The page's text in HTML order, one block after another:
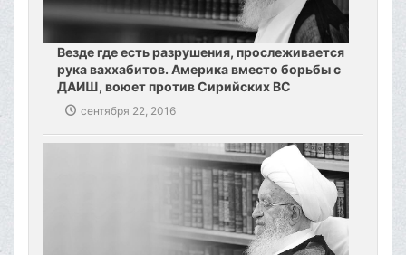
Везде где есть разрушения, прослеживается
рука ваххабитов. Америка вместо борьбы с
ДАИШ, воюет против Сирийских ВС
сентября 22, 2016